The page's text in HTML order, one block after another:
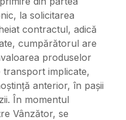
la solicitarea
contractul, adică
cumpărătorul are
produselor
implicate,
anterior, în pașii
În momentul
Vânzător, se